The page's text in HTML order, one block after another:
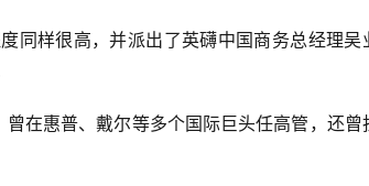
同样很高，并派出了英礴中国商务总经理吴
在惠普、戴尔等多个国际巨头任高管，还曾